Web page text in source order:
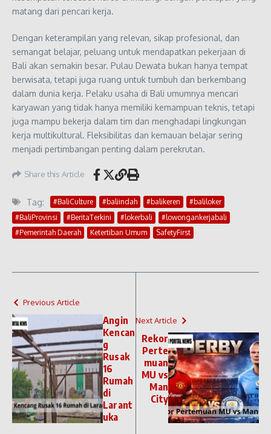
matang dari pencari kerja.
Dengan keterampilan yang relevan, sikap profesional, dan
semangat belajar, peluang untuk mendapatkan pekerjaan di
Bali akan semakin besar. Pulau Dewata bukan hanya tempat
berwisata, tetapi juga ruang untuk tumbuh dan berkembang
dalam dunia kerja. Pelaku usaha di Bali umumnya mencari
karyawan yang tidak hanya memiliki kemampuan teknis, tetapi
juga mampu bekerja dalam tim dan menghadapi lingkungan
kerja multikultural. Fleksibilitas dan kemauan belajar sering
menjadi pertimbangan penting dalam perekrutan.
Share this Article
Tag: #BaliCulture #baliindah #balikeren
#baliloker
#BaliProvinsi
#BeritaTerkini #lokerbali
#lowongankerjabali
#Pemerintah Daerah
Ketertiban Umum SafetyFirst
Previous Article
Angin
Kencan
g
Rusak
16
Rumah
di
Larant
uka
Next Article
Rekor
Perte
muan
MU vs
Man
City